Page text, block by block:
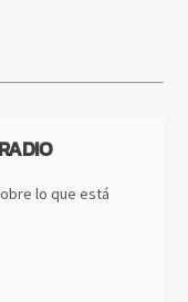
lo que está